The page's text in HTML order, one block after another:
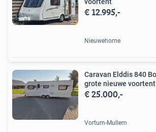
€ 12.995,-
Nieuwehorne
Caravan Elddis 840 Bouwjaar 2019 met
grote nieuwe voortent
€ 25.000,-
Vortum-Mullem